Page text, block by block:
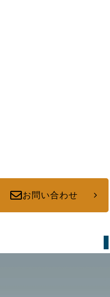
お問い合わせ